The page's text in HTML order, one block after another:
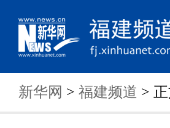
新华网 > 福建频道 >